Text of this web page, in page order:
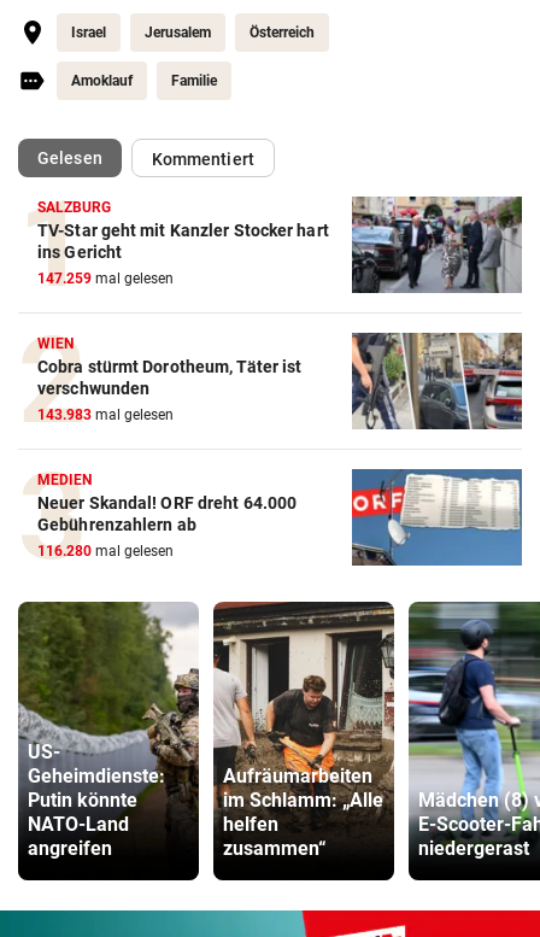
Israel Jerusalem Österreich
Amoklauf Familie
Gelesen(ausgewählt)Kommentiert
SALZBURG
TV-Star geht mit Kanzler Stocker hart
ins Gericht
147.259 mal gelesen
WIEN
Cobra stürmt Dorotheum, Täter ist
verschwunden
143.983 mal gelesen
MEDIEN
Neuer Skandal! ORF dreht 64.000
Gebührenzahlern ab
116.280 mal gelesen
US-
Geheimdienste:
Putin könnte
NATO-Land
angreifen
Aufräumarbeiten
im Schlamm: „Alle
helfen
zusammen“
Mädchen (8)
E-Scooter-
niedergerast